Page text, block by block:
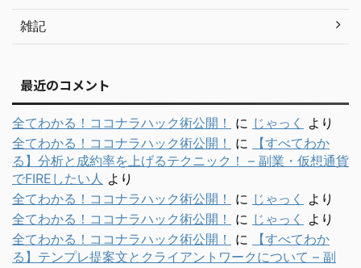
雑記
最近のコメント
全てわかる！ココナラハック術公開！ に じゃっく
より
全てわかる！ココナラハック術公開！
に
【すべてわか
る】分析と成約率を上げるテクニック！ – 副業・仮想通貨
でFIREしたい人 より
全てわかる！ココナラハック術公開！
に じゃっく
より
全てわかる！ココナラハック術公開！
に じゃっく
より
全てわかる！ココナラハック術公開！
に
【すべてわか
る】テンプレ提案文とクライアントワークについて – 副